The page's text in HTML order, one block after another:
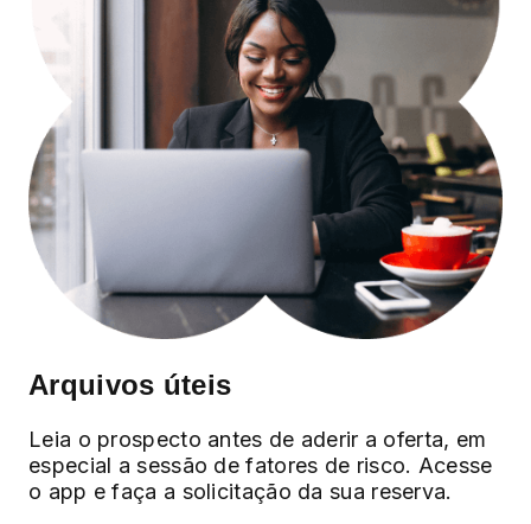
Arquivos úteis
Leia o prospecto antes de aderir a oferta, em
especial a sessão de fatores de risco. Acesse
o app e faça a solicitação da sua reserva.